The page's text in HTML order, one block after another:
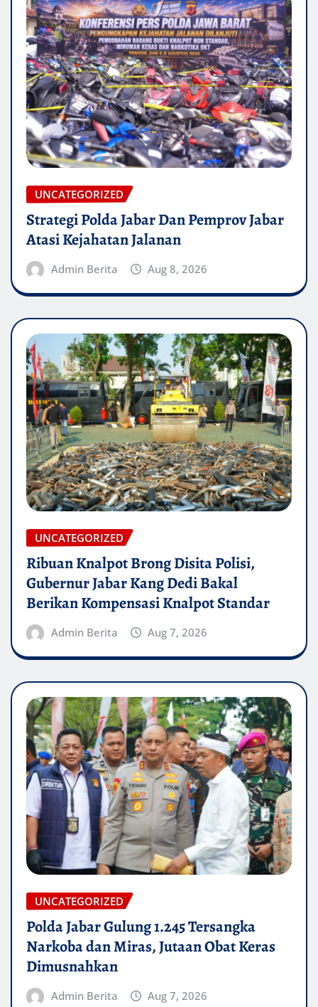
UNCATEGORIZED
Strategi Polda Jabar Dan Pemprov Jabar
Atasi Kejahatan Jalanan
Admin Berita Aug 8, 2026
UNCATEGORIZED
Ribuan Knalpot Brong Disita Polisi,
Gubernur Jabar Kang Dedi Bakal
Berikan Kompensasi Knalpot Standar
Admin Berita Aug 7, 2026
UNCATEGORIZED
Polda Jabar Gulung 1.245 Tersangka
Narkoba dan Miras, Jutaan Obat Keras
Dimusnahkan
Admin Berita Aug 7, 2026